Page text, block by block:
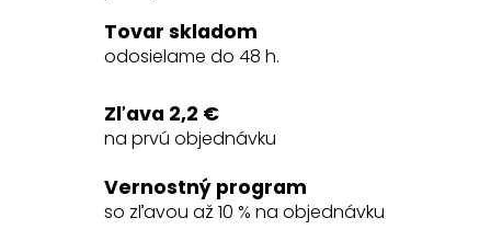
a
c
p
r
v
k
y
Tovar skladom
odosielame do 48 h.
Zľava 2,2 €
na prvú objednávku
Vernostný program
so zľavou až 10 % na objednávku